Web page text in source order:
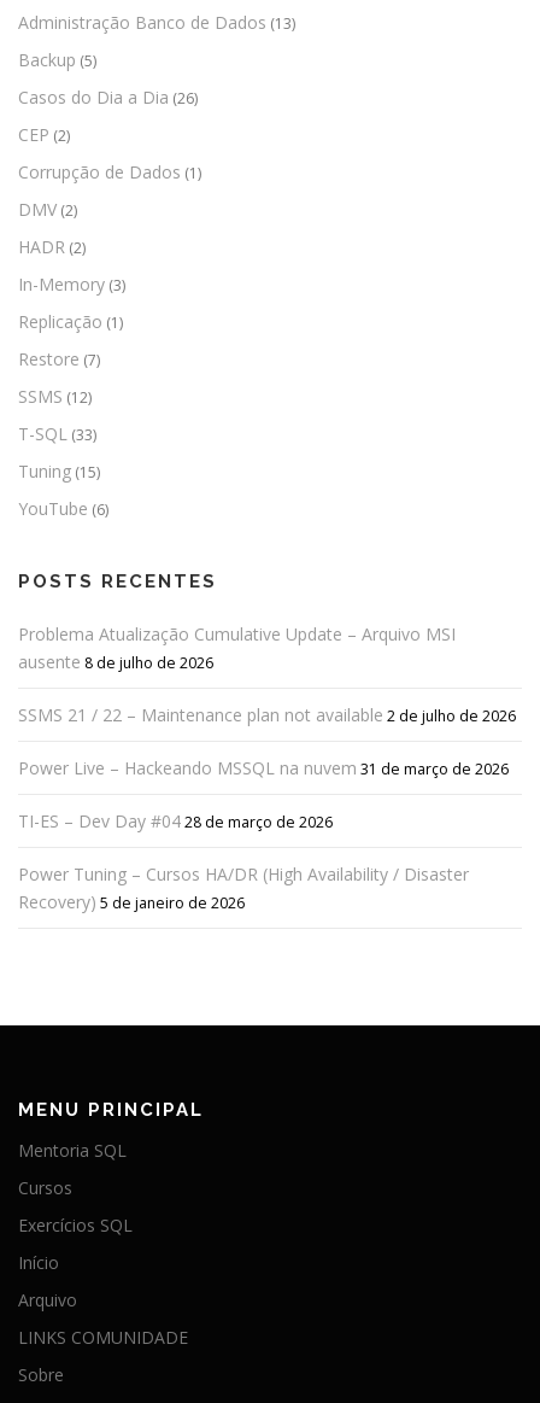
Administração Banco de Dados (13)
Backup (5)
Casos do Dia a Dia (26)
CEP (2)
Corrupção de Dados (1)
DMV (2)
HADR (2)
In-Memory (3)
Replicação (1)
Restore (7)
SSMS (12)
T-SQL (33)
Tuning (15)
YouTube (6)
POSTS RECENTES
Problema Atualização Cumulative Update – Arquivo MSI
ausente 8 de julho de 2026
SSMS 21 / 22 – Maintenance plan not available 2 de julho de 2026
Power Live – Hackeando MSSQL na nuvem 31 de março de 2026
TI-ES – Dev Day #0428 de março de 2026
Power Tuning – Cursos HA/DR (High Availability / Disaster
Recovery) 5 de janeiro de 2026
MENU PRINCIPAL
Mentoria SQL
Cursos
Exercícios SQL
Início
Arquivo
LINKS COMUNIDADE
Sobre